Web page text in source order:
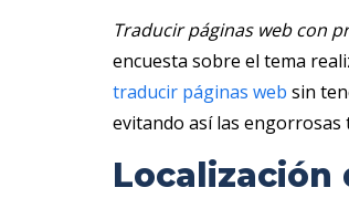
Traducir páginas web con
encuesta sobre el tema
traducir páginas web sin
evitando así las engorrosas
Localización